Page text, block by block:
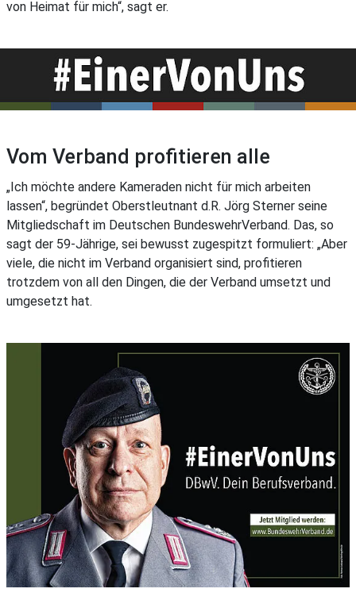
von Heimat für mich“, sagt er.
Vom Verband profitieren alle
„Ich möchte andere Kameraden nicht für mich arbeiten
lassen“, begründet Oberstleutnant d.R. Jörg Sterner seine
Mitgliedschaft im Deutschen BundeswehrVerband. Das, so
sagt der 59-Jährige, sei bewusst zugespitzt formuliert: „Aber
viele, die nicht im Verband organisiert sind, profitieren
trotzdem von all den Dingen, die der Verband umsetzt und
umgesetzt hat.